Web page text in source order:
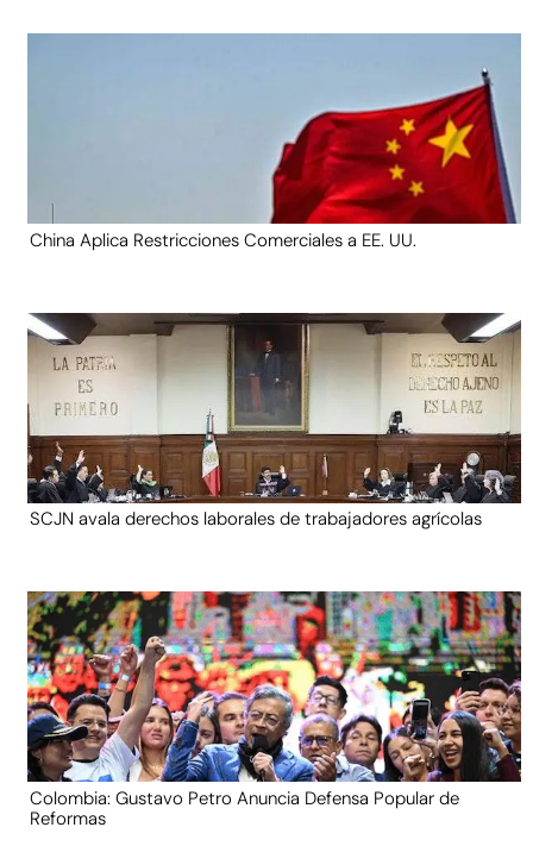
China Aplica Restricciones Comerciales a EE. UU.
SCJN avala derechos laborales de trabajadores agrícolas
Colombia: Gustavo Petro Anuncia Defensa Popular de
Reformas